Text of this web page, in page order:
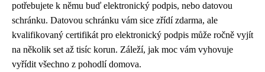
potřebujete k němu buď elektronický podpis, nebo datovou
schránku. Datovou schránku vám sice zřídí zdarma, ale
kvalifikovaný certifikát pro elektronický podpis může ročně vyjít
na několik set až tisíc korun. Záleží, jak moc vám vyhovuje
vyřídit všechno z pohodlí domova.